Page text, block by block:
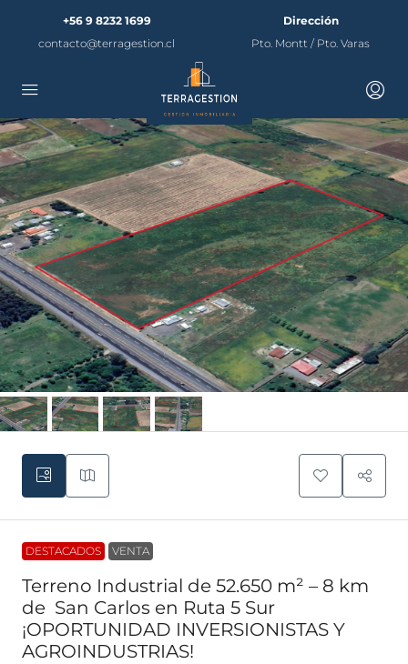
+56 9 8232 1699
contacto@terragestion.cl
Dirección
Pto. Montt / Pto. Varas
DESTACADOS VENTA
Terreno Industrial de 52.650 m² – 8 km
de San Carlos en Ruta 5 Sur
¡OPORTUNIDAD INVERSIONISTAS Y
AGROINDUSTRIAS!